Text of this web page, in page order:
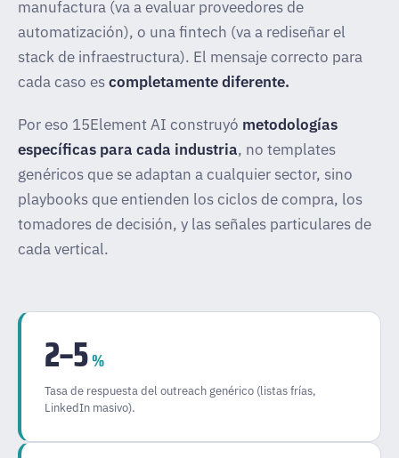
manufactura (va a evaluar proveedores de
automatización), o una fintech (va a rediseñar el
stack de infraestructura). El mensaje correcto para
cada caso escompletamente diferente.
Por eso 15Element AI construyó metodologías
específicas para cada industria, no templates
genéricos que se adaptan a cualquier sector, sino
playbooks que entienden los ciclos de compra, los
tomadores de decisión, y las señales particulares de
cada vertical.
2–5%
Tasa de respuesta del outreach genérico (listas frías,
LinkedIn masivo).